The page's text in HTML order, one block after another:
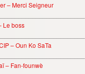
– Merci Seigneur
Le boss
– Oun Ko SaTa
– Fan-founwè